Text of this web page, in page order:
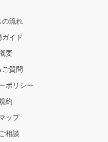
の流れ
イド
要
ご質問
ポリシー
約
ップ
相談